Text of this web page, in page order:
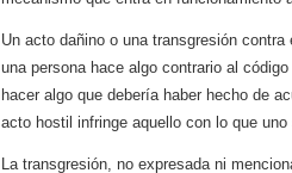
Un acto dañino o una transgresión
una persona hace algo contrario al
hacer algo que debería haber hecho de
acto hostil infringe aquello con lo que
La transgresión, no expresada ni